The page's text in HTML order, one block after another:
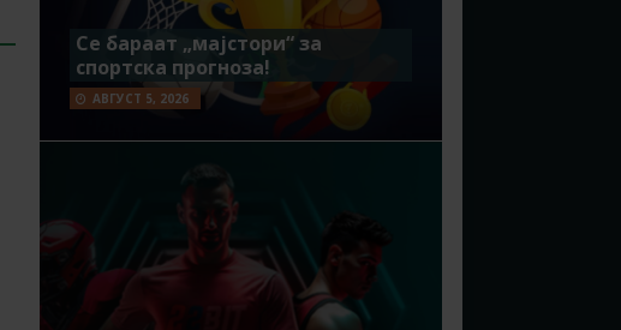
Се бараат „мајстори“ за
спортска прогноза!
АВГУСТ 5, 2026